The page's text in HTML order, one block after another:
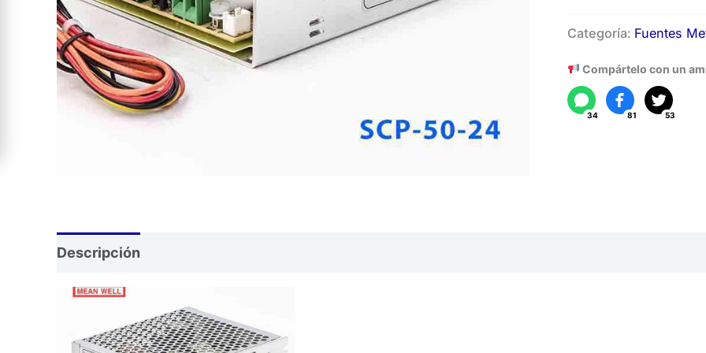
Metalica
24V-
1.8A
cantidad
Categoría: Fuentes
Compártelo con un
34 81 53
Descripción